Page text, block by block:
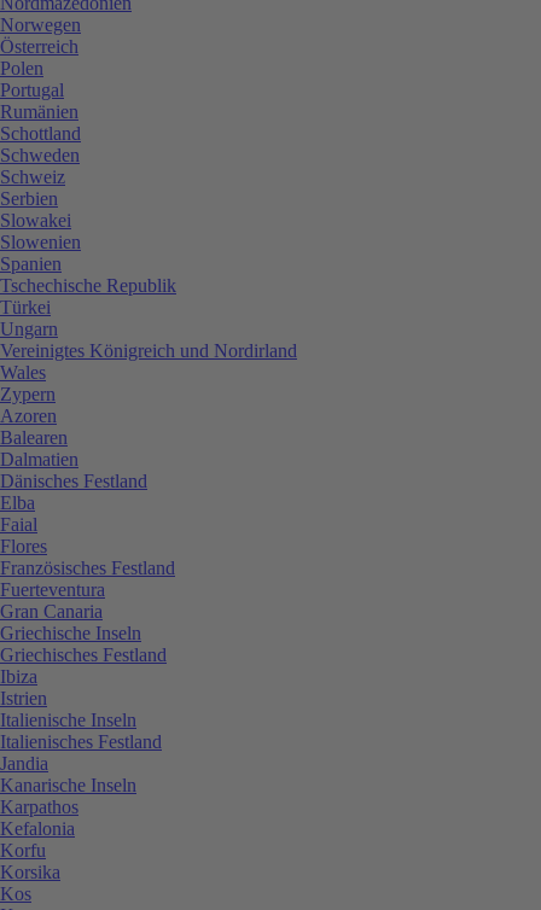
Norwegen
Österreich
Polen
Portugal
Rumänien
Schottland
Schweden
Schweiz
Serbien
Slowakei
Slowenien
Spanien
Tschechische Republik
Türkei
Ungarn
Vereinigtes Königreich und Nordirland
Wales
Zypern
Azoren
Balearen
Dalmatien
Dänisches Festland
Elba
Faial
Flores
Französisches Festland
Fuerteventura
Gran Canaria
Griechische Inseln
Griechisches Festland
Ibiza
Istrien
Italienische Inseln
Italienisches Festland
Jandia
Kanarische Inseln
Karpathos
Kefalonia
Korfu
Korsika
Kos